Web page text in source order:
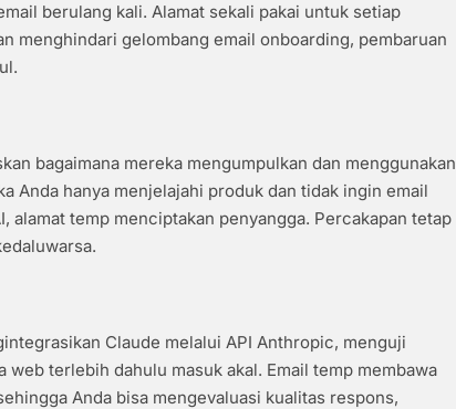
berulang kali. Alamat sekali pakai untuk setiap
menghindari gelombang email onboarding, pembaruan
bagaimana mereka mengumpulkan dan menggunakan
Anda hanya menjelajahi produk dan tidak ingin email
alamat temp menciptakan penyangga. Percakapan tetap
Claude melalui API Anthropic, menguji
web terlebih dahulu masuk akal. Email temp membawa
Anda bisa mengevaluasi kualitas respons,